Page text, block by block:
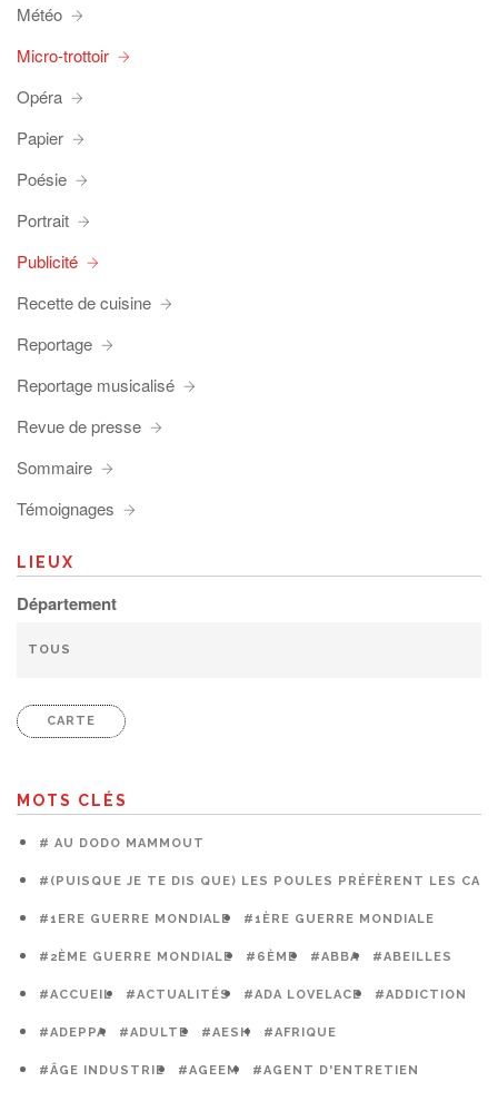
Météo
Micro-trottoir
Opéra
Papier
Poésie
Portrait
Publicité
Recette de cuisine
Reportage
Reportage musicalisé
Revue de presse
Sommaire
Témoignages
LIEUX
Département
CARTE
MOTS CLÉS
# AU DODO MAMMOUT
#(PUISQUE JE TE DIS QUE) LES POULES PRÉFÈRENT LES
#1ERE GUERRE MONDIALE #1ÈRE GUERRE MONDIALE
#2ÈME GUERRE MONDIALE #6ÈME #ABBA #ABEILLES
#ACCUEIL #ACTUALITÉS #ADA LOVELACE #ADDICTION
#ADEPPA #ADULTE #AESH #AFRIQUE
#ÂGE INDUSTRIE #AGEEM #AGENT D'ENTRETIEN